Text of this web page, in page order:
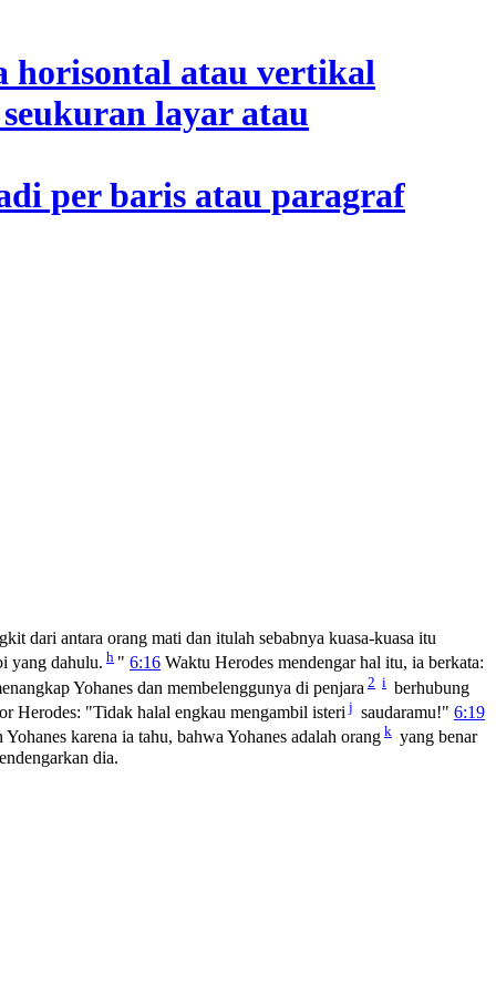
dari antara orang mati dan itulah sebabnya kuasa-kuasa itu
yang dahulu. h " 6:16 Waktu Herodes mendengar hal itu, ia berkata:
Yohanes dan membelenggunya di penjara 2 i berhubung
Herodes: "Tidak halal engkau mengambil isteri j saudaramu!" 6:19
Yohanes karena ia tahu, bahwa Yohanes adalah orangk yang benar
dia.